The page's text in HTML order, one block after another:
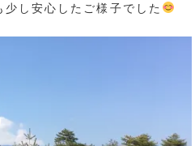
し安心したご様子でした